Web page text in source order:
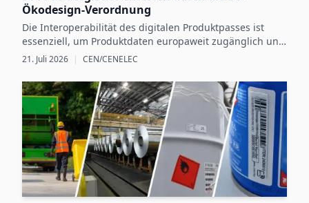
Ökodesign-Verordnung
Die Interoperabilität des digitalen Produktpasses ist
essenziell, um Produktdaten europaweit zugänglich und
nutzbar zu machen und dadurch neue Chancen für
nachhaltige Unternehmensstrategien zu schaffen.
21. Juli 2026 | CEN/CENELEC